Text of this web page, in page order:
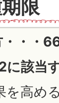
限
・・
に該当
を高め